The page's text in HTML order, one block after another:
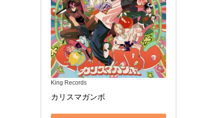
King Records
カリスマガンボ